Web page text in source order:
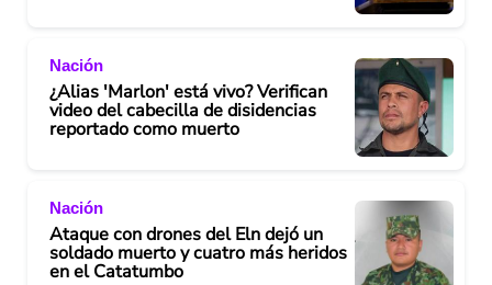
Nación
¿Alias 'Marlon' está vivo? Verifican
video del cabecilla de disidencias
reportado como muerto
Nación
Ataque con drones del Eln dejó un
soldado muerto y cuatro más heridos
en el Catatumbo